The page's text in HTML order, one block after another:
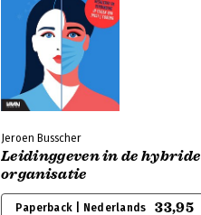
Jeroen Busscher
Leidinggeven in de hybride
organisatie
Paperback | Nederlands 33,95